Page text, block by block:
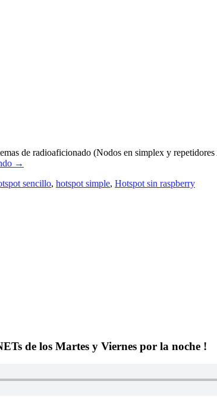
de radioaficionado (Nodos en simplex y
→
sencillo, hotspot simple, Hotspot sin raspberry
de los Martes y Viernes por la noche !